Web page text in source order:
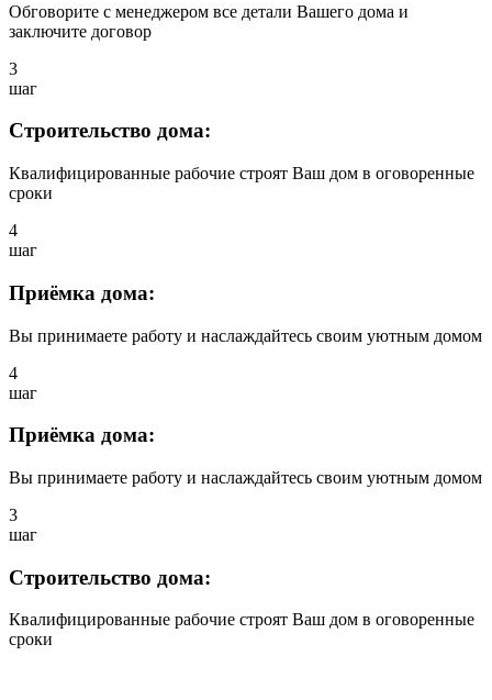
Обговорите с менеджером все детали Вашего дома и
заключите договор
3
шаг
Строительство дома:
Квалифицированные рабочие строят Ваш дом в оговоренные
сроки
4
шаг
Приёмка дома:
Вы принимаете работу и наслаждайтесь своим уютным домом
4
шаг
Приёмка дома:
Вы принимаете работу и наслаждайтесь своим уютным домом
3
шаг
Строительство дома:
Квалифицированные рабочие строят Ваш дом в оговоренные
сроки